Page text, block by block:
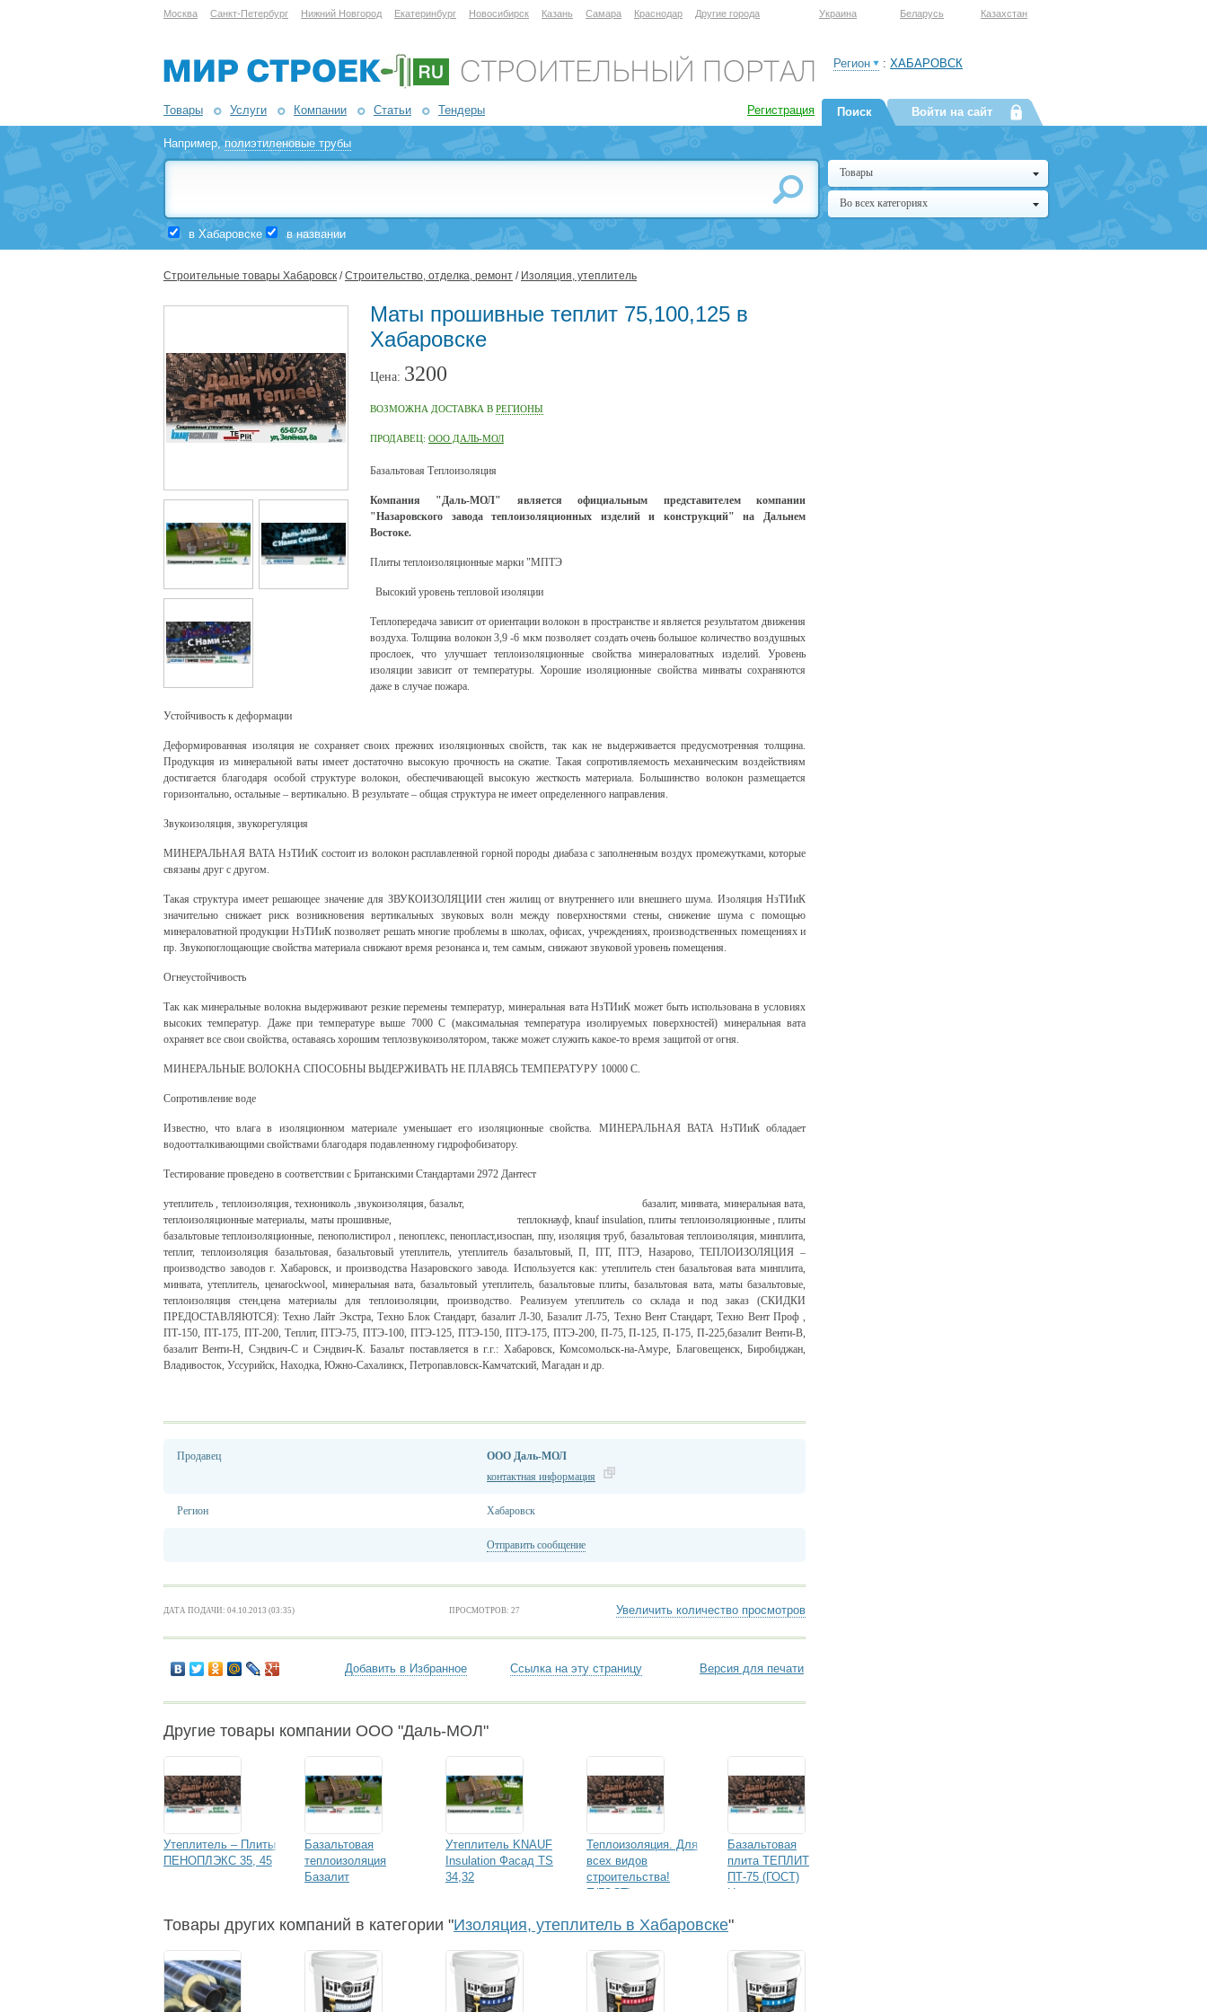
Москва Санкт-Петербург Нижний Новгород Екатеринбург Новосибирск Казань Самара Краснодар Другие города Украина Беларусь Казахстан
Товары Услуги Компании Статьи Тендеры Регистрация
Регион : ХАБАРОВСК
Например,полиэтиленовые трубы
в Хабаровске в названии
Поиск Войти на сайт
Товары
Во всех категориях
Строительные товары Хабаровск /Строительство, отделка, ремонт / Изоляция, утеплитель
Маты прошивные теплит 75,100,125 в
Хабаровске
Цена: 3200
ВОЗМОЖНА ДОСТАВКА В РЕГИОНЫ
ПРОДАВЕЦ: ООО ДАЛЬ-МОЛ
Базальтовая Теплоизоляция
Компания "Даль-МОЛ" является официальным представителем компании
"Назаровского завода теплоизоляционных изделий и конструкций" на Дальнем
Востоке.
Плиты теплоизоляционные марки "МПТЭ
Высокий уровень тепловой изоляции
Теплопередача зависит от ориентации волокон в пространстве и является результатом движения
воздуха. Толщина волокон 3,9 -6 мкм позволяет создать очень большое количество воздушных
прослоек, что улучшает теплоизоляционные свойства минераловатных изделий. Уровень
изоляции зависит от температуры. Хорошие изоляционные свойства минваты сохраняются
даже в случае пожара.
Устойчивость к деформации
Деформированная изоляция не сохраняет своих прежних изоляционных свойств, так как не выдерживается предусмотренная толщина.
Продукция из минеральной ваты имеет достаточно высокую прочность на сжатие. Такая сопротивляемость механическим воздействиям
достигается благодаря особой структуре волокон, обеспечивающей высокую жесткость материала. Большинство волокон размещается
горизонтально, остальные – вертикально. В результате – общая структура не имеет определенного направления.
Звукоизоляция, звукорегуляция
МИНЕРАЛЬНАЯ ВАТА НзТИиК состоит из волокон расплавленной горной породы диабаза с заполненным воздух промежутками, которые
связаны друг с другом.
Такая структура имеет решающее значение для ЗВУКОИЗОЛЯЦИИ стен жилищ от внутреннего или внешнего шума. Изоляция НзТИиК
значительно снижает риск возникновения вертикальных звуковых волн между поверхностями стены, снижение шума с помощью
минераловатной продукции НзТИиК позволяет решать многие проблемы в школах, офисах, учреждениях, производственных помещениях и
пр. Звукопоглощающие свойства материала снижают время резонанса и, тем самым, снижают звуковой уровень помещения.
Огнеустойчивость
Так как минеральные волокна выдерживают резкие перемены температур, минеральная вата НзТИиК может быть использована в условиях
высоких температур. Даже при температуре выше 7000 С (максимальная температура изолируемых поверхностей) минеральная вата
охраняет все свои свойства, оставаясь хорошим теплозвукоизолятором, также может служить какое-то время защитой от огня.
МИНЕРАЛЬНЫЕ ВОЛОКНА СПОСОБНЫ ВЫДЕРЖИВАТЬ НЕ ПЛАВЯСЬ ТЕМПЕРАТУРУ 10000 С.
Сопротивление воде
Известно, что влага в изоляционном материале уменьшает его изоляционные свойства. МИНЕРАЛЬНАЯ ВАТА НзТИиК обладает
водоотталкивающими свойствами благодаря подавленному гидрофобизатору.
Тестирование проведено в соответствии с Британскими Стандартами 2972 Дантест
утеплитель , теплоизоляция,технониколь ,звукоизоляция, базальт, базалит,минвата, минеральная вата,
теплоизоляционные материалы, маты прошивные, теплокнауф, knauf insulation,плиты теплоизоляционные, плиты
базальтовые теплоизоляционные, пенополистирол,пеноплекс,пенопласт,изоспан, ппу, изоляция труб, базальтовая теплоизоляция, минплита,
теплит, теплоизоляция базальтовая, базальтовый утеплитель, утеплитель базальтовый, П, ПТ, ПТЭ, Назарово, ТЕПЛОИЗОЛЯЦИЯ –
производство заводов г. Хабаровск, и производства Назаровского завода. Используется как: утеплитель стен базальтовая вата минплита,
минвата, утеплитель, ценаrockwool, минеральная вата, базальтовый утеплитель, базальтовые плиты, базальтовая вата, маты базальтовые,
теплоизоляция стен,цена материалы для теплоизоляции, производство. Реализуем утеплитель со склада и под заказ (СКИДКИ
ПРЕДОСТАВЛЯЮТСЯ): Техно Лайт Экстра, Техно Блок Стандарт, базалит Л-30, Базалит Л-75, Техно Вент Стандарт, Техно Вент Проф ,
ПТ-150, ПТ-175, ПТ-200, Теплит, ПТЭ-75, ПТЭ-100, ПТЭ-125, ПТЭ-150, ПТЭ-175, ПТЭ-200, П-75, П-125, П-175, П-225,базалит Венти-В,
базалит Венти-Н, Сэндвич-С и Сэндвич-К. Базальт поставляется в г.г.: Хабаровск, Комсомольск-на-Амуре, Благовещенск, Биробиджан,
Владивосток, Уссурийск, Находка, Южно-Сахалинск, Петропавловск-Камчатский, Магадан и др.
Продавец
ООО Даль-МОЛ
контактная информация
Регион Хабаровск
Отправить сообщение
ДАТА ПОДАЧИ: 04.10.2013 (03:35) ПРОСМОТРОВ: 27 Увеличить количество просмотров
Добавить в Избранное Ссылка на эту страницу Версия для печати
Другие товары компании ООО "Даль-МОЛ"
Утеплитель – Плиты
ПЕНОПЛЭКС 35, 45
Базальтовая
теплоизоляция
Базалит
Утеплитель KNAUF
Insulation Фасад TS
34,32
Теплоизоляция. Для
всех видов
строительства!
П(ГОСТ)
Базальтовая
плита ТЕПЛИТ
ПТ-75 (ГОСТ)
Назарово
Товары других компаний в категории "Изоляция, утеплитель в Хабаровске"